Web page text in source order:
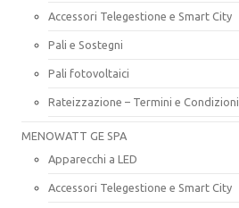
Accessori Telegestione e Smart City
Pali e Sostegni
Pali fotovoltaici
Rateizzazione – Termini e Condizioni
MENOWATT GE SPA
Apparecchi a LED
Accessori Telegestione e Smart City